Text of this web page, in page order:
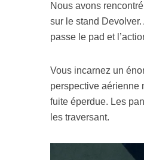
Nous avons
sur le stand Devolver.
passe le pad et
Vous incarnez un
perspective aérienne
fuite éperdue. Les
les traversant.